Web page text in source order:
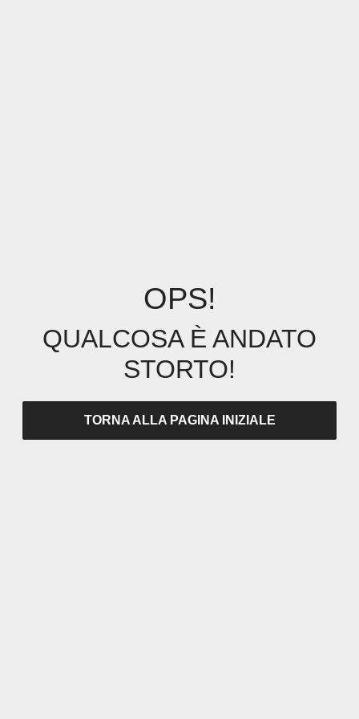
OPS!
QUALCOSA È ANDATO
STORTO!
TORNA ALLA PAGINA INIZIALE